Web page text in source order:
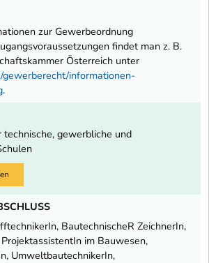
zur Gewerbeordnung
findet man z. B.
Österreich unter
informationen-
.
gewerbliche und
BautechnischeR ZeichnerIn,
im Bauwesen,
UmweltbautechnikerIn,